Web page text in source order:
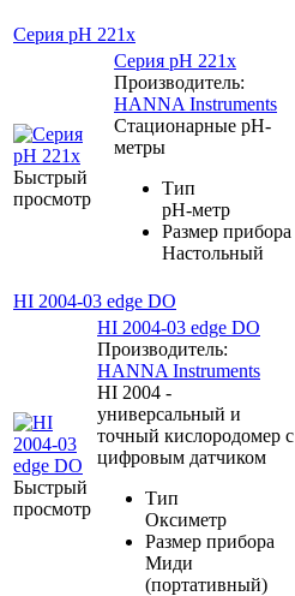
Серия pH 221x
Быстрый
просмотр
Серия pH 221x
Производитель:
HANNA Instruments
Стационарные рН-
метры
Тип
pH-метр
Размер прибора
Настольный
HI 2004-03 edge DO
Быстрый
просмотр
HI 2004-03 edge DO
Производитель:
HANNA Instruments
HI 2004 -
универсальный и
точный кислородомер с
цифровым датчиком
Тип
Оксиметр
Размер прибора
Миди
(портативный)